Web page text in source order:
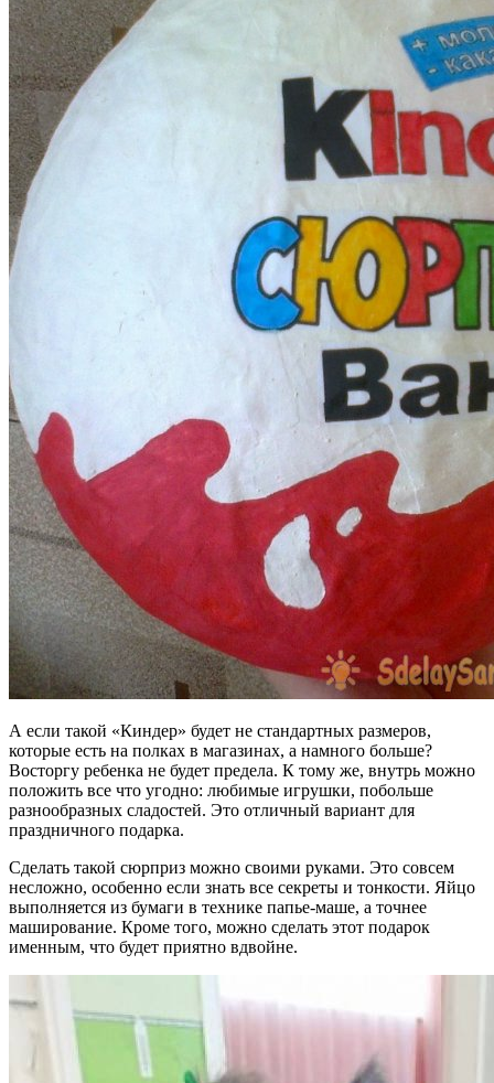
А если такой «Киндер» будет не стандартных размеров,
которые есть на полках в магазинах, а намного больше?
Восторгу ребенка не будет предела. К тому же, внутрь можно
положить все что угодно: любимые игрушки, побольше
разнообразных сладостей. Это отличный вариант для
праздничного подарка.
Сделать такой сюрприз можно своими руками. Это совсем
несложно, особенно если знать все секреты и тонкости. Яйцо
выполняется из бумаги в технике папье-маше, а точнее
маширование. Кроме того, можно сделать этот подарок
именным, что будет приятно вдвойне.